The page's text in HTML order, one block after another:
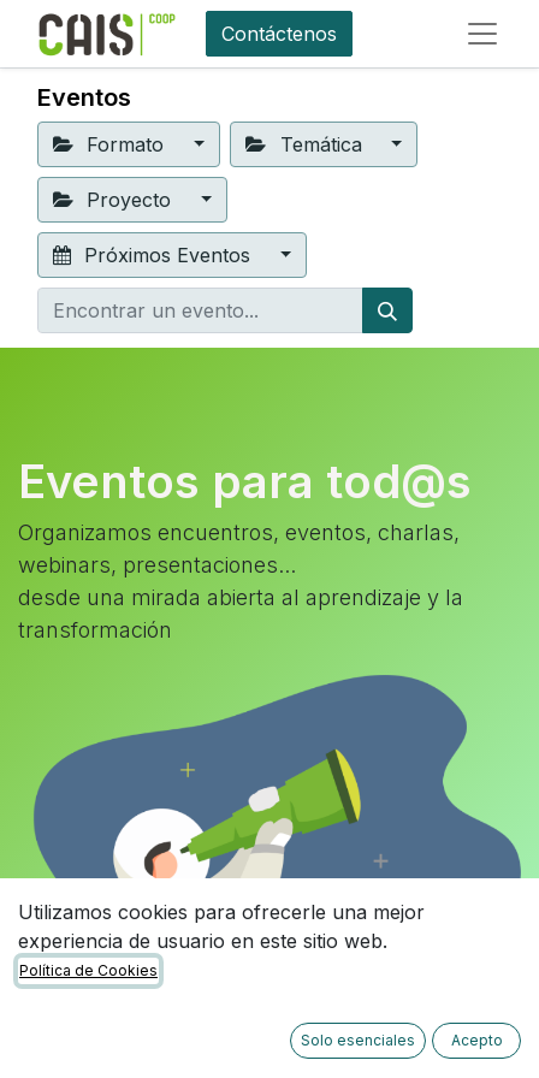
Contáctenos
Eventos
Formato Temática
Proyecto
Próximos Eventos
Eventos para tod@s
Organizamos encuentros, eventos, charlas,
webinars, presentaciones...
desde una mirada abierta al aprendizaje y la
transformación
Utilizamos cookies para ofrecerle una mejor
experiencia de usuario en este sitio web.
Política de Cookies
Solo esenciales Acepto